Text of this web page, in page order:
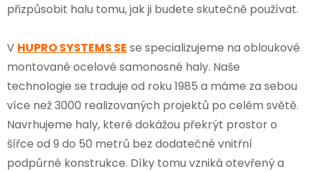
přizpůsobit halu tomu, jak ji budete skutečně používat.
V HUPRO SYSTEMS SE se specializujeme na obloukové
montované ocelové samonosné haly. Naše
technologie se traduje od roku 1985 a máme za sebou
více než 3000 realizovaných projektů po celém světě.
Navrhujeme haly, které dokážou překrýt prostor o
šířce od 9 do 50 metrů bez dodatečné vnitřní
podpůrné konstrukce. Díky tomu vzniká otevřený a